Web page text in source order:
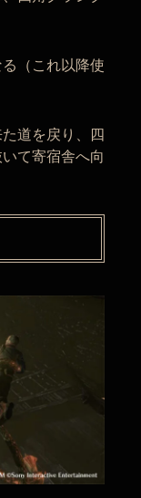
（これ以降使
道を戻り、四
て寄宿舎へ向